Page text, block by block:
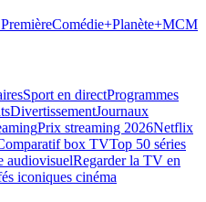
Comédie+Planète+MCM
Sport en directProgrammes
DivertissementJournaux
Prix streaming 2026Netflix
box TVTop 50 séries
audiovisuelRegarder la TV en
iconiques cinéma